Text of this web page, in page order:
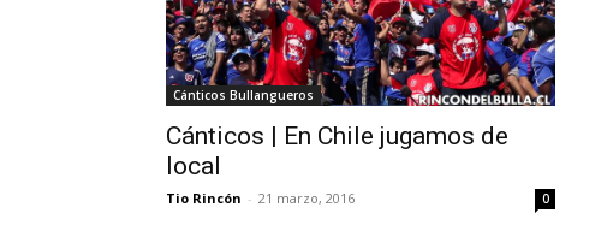
Cánticos Bullangueros
Cánticos | En Chile jugamos de
local
Tio Rincón - 21 marzo, 2016 0